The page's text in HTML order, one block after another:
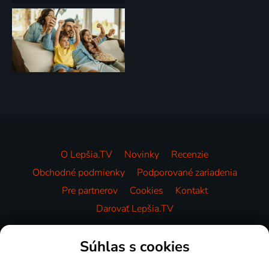
O Lepšia.TV Novinky
Recenzie
Obchodné podmienky
Podporované zariadenia
Pre partnerov
Cookies
Kontakt
Darovať Lepšia.TV
Videotéka
Súhlas s cookies